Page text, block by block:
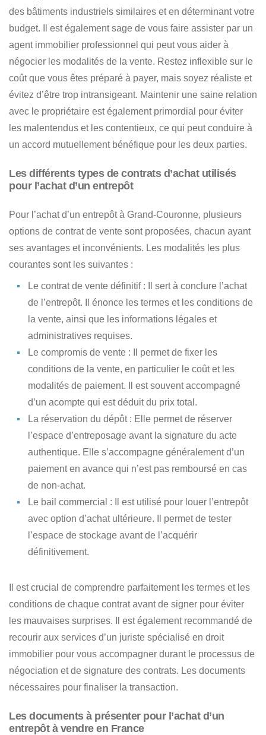
des bâtiments industriels similaires et en déterminant votre
budget.
Il est également sage de vous faire assister par un
agent immobilier professionnel qui peut vous aider à
négocier les modalités de la vente. Restez inflexible sur le
coût que vous êtes préparé à payer, mais soyez réaliste et
évitez d’être trop intransigeant. Maintenir une saine relation
avec le propriétaire est également primordial pour éviter
les malentendus et les contentieux, ce qui peut conduire à
un accord mutuellement bénéfique pour les deux parties.
Les différents types de contrats d’achat utilisés
pour l’achat d’un entrepôt
Pour l’achat d’un entrepôt à Grand-Couronne, plusieurs
options de contrat de vente sont proposées, chacun ayant
ses avantages et inconvénients. Les modalités les plus
courantes sont les suivantes :
Le contrat de vente définitif: Il sert à conclure l’achat
de l’entrepôt. Il énonce les termes et les conditions de
la vente, ainsi que les informations légales et
administratives requises.
Le compromis de vente : Il permet de fixer les
conditions de la vente, en particulier le coût et les
modalités de paiement. Il est souvent accompagné
d’un acompte qui est déduit du prix total.
La réservation du dépôt: Elle permet de réserver
l’espace d’entreposage avant la signature du acte
authentique. Elle s’accompagne généralement d’un
paiement en avance qui n’est pas remboursé en cas
de non-achat.
Le bail commercial : Il est utilisé pour louer l’entrepôt
avec option d’achat ultérieure. Il permet de tester
l’espace de stockage avant de l’acquérir
définitivement.
Il est crucial de comprendre parfaitement les termes et les
conditions de chaque contrat avant de signer pour éviter
les mauvaises surprises. Il est également recommandé de
recourir aux services d’un juriste spécialisé en droit
immobilier pour vous accompagner durant le processus de
négociation et de signature des contrats. Les documents
nécessaires pour finaliser la transaction.
Les documents à présenter pour l’achat d’un
entrepôt à vendre en France